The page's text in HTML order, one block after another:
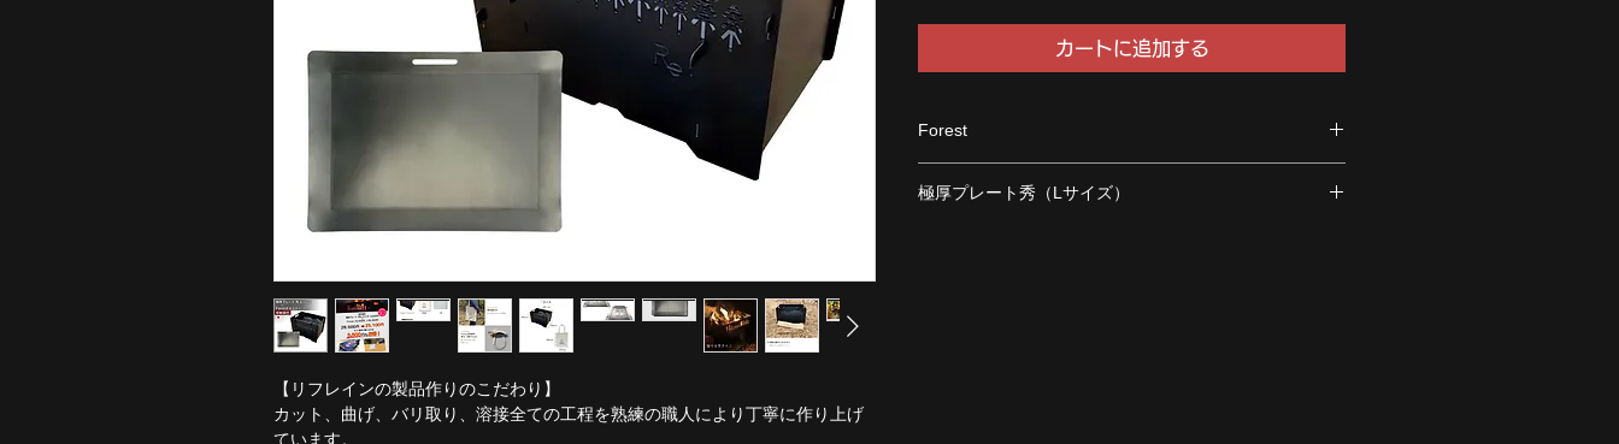
【リフレインの製品作りのこだわり】
カット、曲げ、バリ取り、溶接全ての工程を熟練の職人により丁寧に作り上げ
ています。
カートに追加する
Forest
縦：300mm
極厚プレート秀（Lサイズ）